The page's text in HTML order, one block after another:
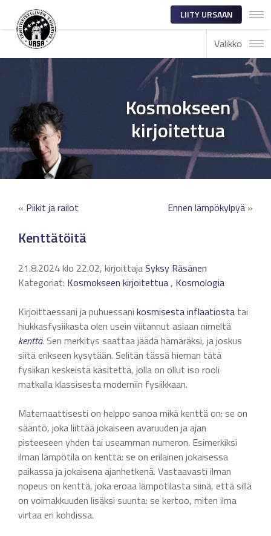
LIITY URSAAN
Valikko
Kosmokseen
kirjoitettua
« Piikit ja railot Ennen lämpökylpyä »
Kenttätöitä
21.8.2024 klo 22.02, kirjoittajaSyksy Räsänen
Kategoriat: Kosmokseen kirjoitettua, Kosmologia
Kirjoittaessani ja puhuessani kosmisestainflaatiosta tai
hiukkasfysiikasta olen usein viitannut asiaan nimeltä
kenttä. Sen merkitys saattaa jäädä hämäräksi, ja joskus
siitä erikseen kysytään. Selitän tässä hieman tätä
fysiikan keskeistä käsitettä, jolla on ollut iso rooli
matkalla klassisesta moderniin fysiikkaan.
Matemaattisesti on helppo sanoa mikä kenttä on: se on
sääntö, joka liittää jokaiseen avaruuden ja ajan
pisteeseen yhden tai useamman numeron. Esimerkiksi
ilman lämpötila on kenttä: se on erilainen jokaisessa
paikassa ja jokaisena ajanhetkenä. Vastaavasti ilman
nopeus on kenttä, joka eroaa lämpötilasta siinä, että sillä
on voimakkuuden lisäksi suunta: se kertoo, miten ilma
virtaa eri kohdissa.